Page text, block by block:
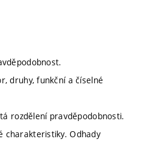
druhy, funkční a číselné
rozdělení pravděpodobnosti.
charakteristiky. Odhady